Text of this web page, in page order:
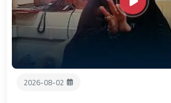
2026-08-02